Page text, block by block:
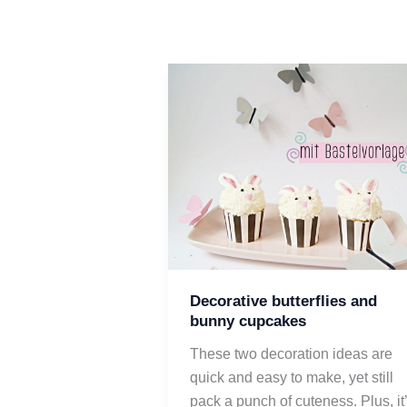
Decorative butterflies and
bunny cupcakes
These two decoration ideas are
quick and easy to make, yet still
pack a punch of cuteness. Plus,